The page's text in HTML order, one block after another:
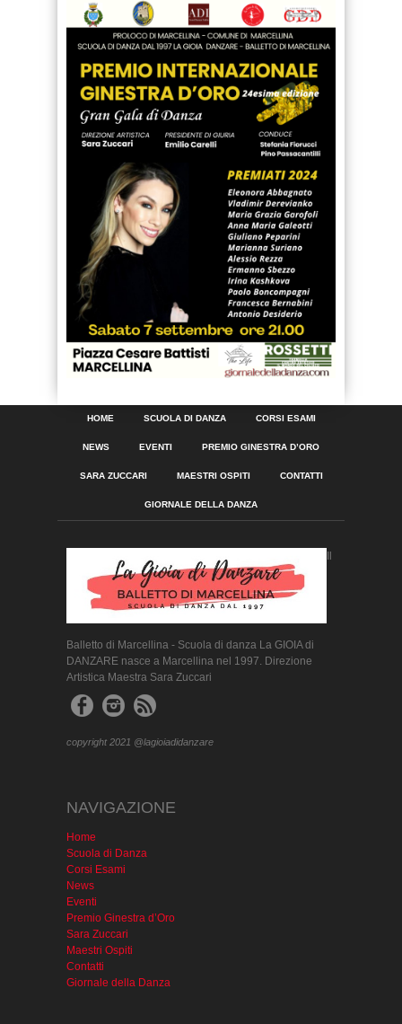
HOME SCUOLA DI DANZA CORSI ESAMI
NEWS EVENTI PREMIO GINESTRA D’ORO
SARA ZUCCARI MAESTRI OSPITI CONTATTI
GIORNALE DELLA DANZA
Il
Balletto di Marcellina - Scuola di danza La GIOIA di
DANZARE nasce a Marcellina nel 1997. Direzione
Artistica Maestra Sara Zuccari
copyright 2021 @lagioiadidanzare
NAVIGAZIONE
Home
Scuola di Danza
Corsi Esami
News
Eventi
Premio Ginestra d’Oro
Sara Zuccari
Maestri Ospiti
Contatti
Giornale della Danza